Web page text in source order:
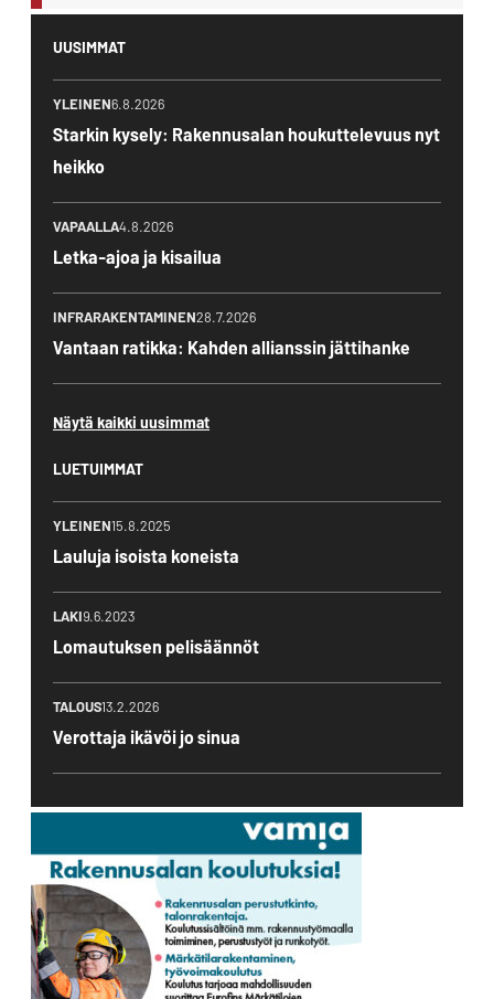
UUSIMMAT
YLEINEN6.8.2026
Starkin kysely: Rakennusalan houkuttelevuus nyt
heikko
VAPAALLA4.8.2026
Letka-ajoa ja kisailua
INFRARAKENTAMINEN28.7.2026
Vantaan ratikka: Kahden allianssin jättihanke
Näytä kaikki uusimmat
LUETUIMMAT
YLEINEN15.8.2025
Lauluja isoista koneista
LAKI9.6.2023
Lomautuksen pelisäännöt
TALOUS13.2.2026
Verottaja ikävöi jo sinua